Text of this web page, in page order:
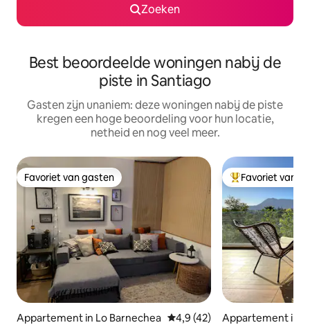
Zoeken
Best beoordeelde woningen nabij de
piste in Santiago
Gasten zijn unaniem: deze woningen nabij de piste
kregen een hoge beoordeling voor hun locatie,
netheid en nog veel meer.
Favoriet van gasten
Favoriet van gasten
Appartement in Lo Barnechea Gemiddelde beoordeling van
4,9 (42)
Topfavoriet van
Favoriet van
Appartement in